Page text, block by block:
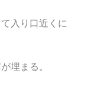
入り口近くに
埋まる。